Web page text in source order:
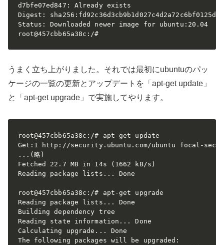
d7bfe07ed847: Already exists
Digest:
Status: Downloaded newer image for ubuntu:20.04
root@457cbb65a38c:/#
うまく立ち上がりました。それでは最初にubuntuのパッ
ケージの一覧の更新とアップデートを「apt-get update」
と「apt-get upgrade」で実施してやります。
root@457cbb65a38c:/# apt-get update
Get:1 http://security.ubuntu.com/ubuntu focal-
...(略)
Fetched 22.7 MB in 14s (1662 kB/s)
Reading package lists... Done
root@457cbb65a38c:/# apt-get upgrade
Reading package lists... Done
Building dependency tree
Reading state information... Done
Calculating upgrade... Done
The following packages will be upgraded: